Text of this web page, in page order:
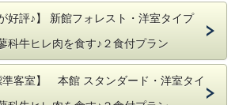
科牛ヒレ肉は、肉質(赤身の状態)により
ヒレ肉に変更する場合がございます
でにご到着いただければお夕食に間に合いますの
りや、たっぷり観光・お買い物を楽しんだ後でも、
好評♪】 新館フォレスト・洋室タイプ
科牛ヒレ肉を食す♪２食付プラン
準客室】 本館 スタンダード・洋室タイ